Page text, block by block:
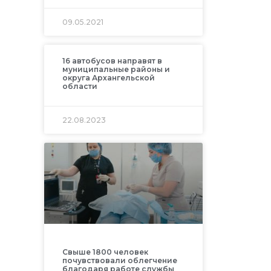
09.05.2021
16 автобусов направят в
муниципальные районы и
округа Архангельской
области
22.08.2023
Свыше 1800 человек
почувствовали облегчение
благодаря работе службы